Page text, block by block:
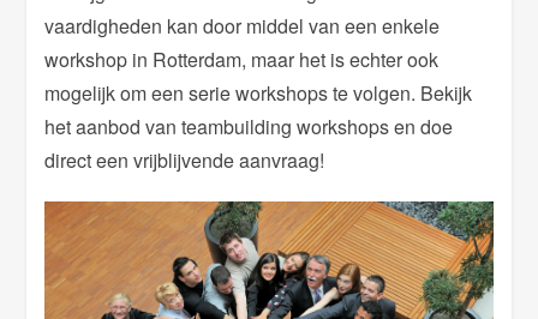
vaardigheden kan door middel van een enkele
workshop in Rotterdam, maar het is echter ook
mogelijk om een serie workshops te volgen. Bekijk
het aanbod van teambuilding workshops en doe
direct een vrijblijvende aanvraag!